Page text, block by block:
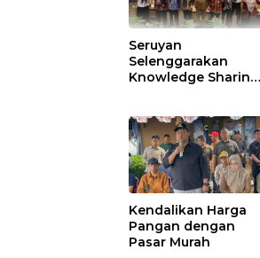
Seruyan
Selenggarakan
Knowledge Sharing
Kendalikan Harga
Pangan dengan
Pasar Murah